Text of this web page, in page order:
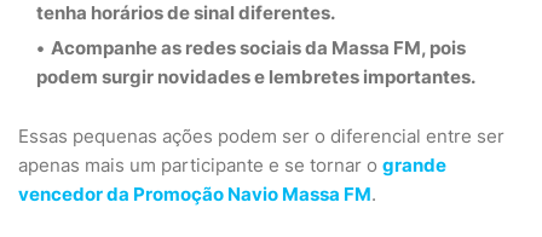
tenha horários de sinal diferentes.
Acompanhe as redes sociais da Massa FM, pois
podem surgir novidades e lembretes importantes.
Essas pequenas ações podem ser o diferencial entre ser
apenas mais um participante e se tornar o grande
vencedor da Promoção Navio Massa FM.